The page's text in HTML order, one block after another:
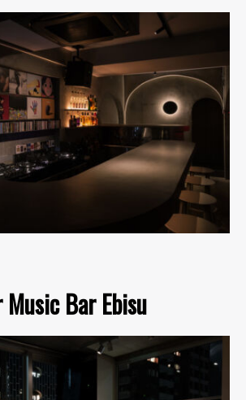
Bar Ebisu